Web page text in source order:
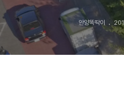
안양똑딱이